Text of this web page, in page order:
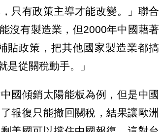
只有政策主導才能改變。」聯合
沒有製造業，但2000年中國藉著
貼政策，把其他國家製造業都搞
是從關稅動手。」
國傾銷太陽能板為例，但是中國
報復只能撤回關稅，結果讓歐洲